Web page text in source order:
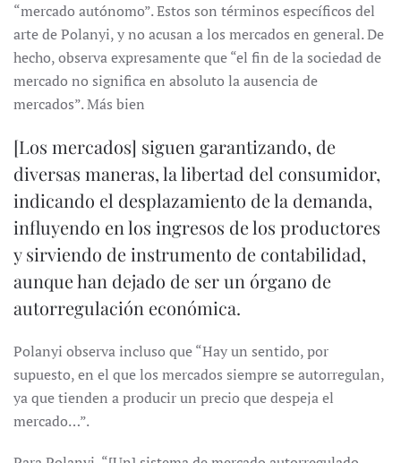
“mercado autónomo”. Estos son términos específicos del
arte de Polanyi, y no acusan a los mercados en general. De
hecho, observa expresamente que “el fin de la sociedad de
mercado no significa en absoluto la ausencia de
mercados”. Más bien
[Los mercados] siguen garantizando, de
diversas maneras, la libertad del consumidor,
indicando el desplazamiento de la demanda,
influyendo en los ingresos de los productores
y sirviendo de instrumento de contabilidad,
aunque han dejado de ser un órgano de
autorregulación económica.
Polanyi observa incluso que “Hay un sentido, por
supuesto, en el que los mercados siempre se autorregulan,
ya que tienden a producir un precio que despeja el
mercado…”.